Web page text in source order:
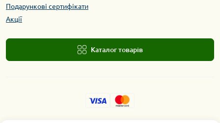
Подарункові сертифікати
Акції
Каталог товарів